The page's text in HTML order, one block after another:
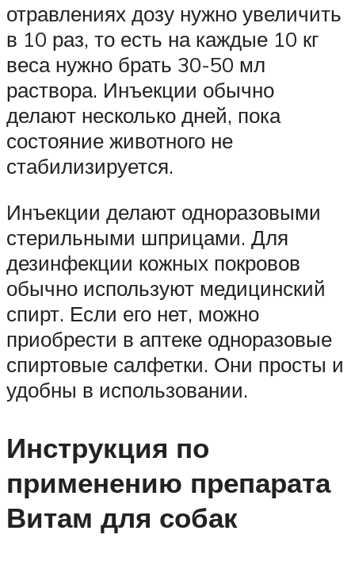
отравлениях дозу нужно увеличить
в 10 раз, то есть на каждые 10 кг
веса нужно брать 30-50 мл
раствора. Инъекции обычно
делают несколько дней, пока
состояние животного не
стабилизируется.
Инъекции делают одноразовыми
стерильными шприцами. Для
дезинфекции кожных покровов
обычно используют медицинский
спирт. Если его нет, можно
приобрести в аптеке одноразовые
спиртовые салфетки. Они просты и
удобны в использовании.
Инструкция по
применению препарата
Витам для собак